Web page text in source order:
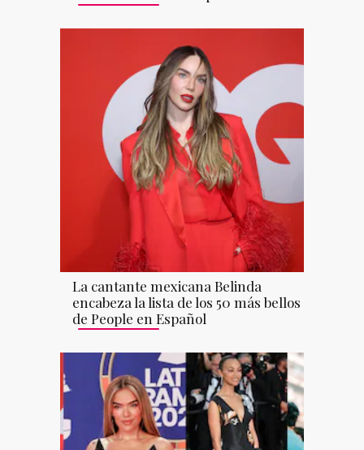
La cantante mexicana Belinda
encabeza la lista de los 50 más bellos
de People en Español